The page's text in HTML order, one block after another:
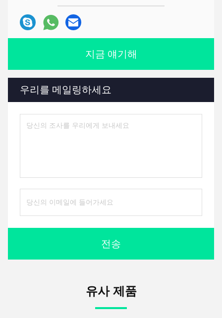
지금 얘기해
우리를 메일링하세요
전송
유사 제품